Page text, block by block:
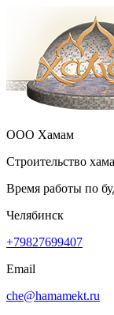
ООО Хамам
Строительство
Время работы по
Челябинск
+79827699407
Email
che@hamamekt.ru